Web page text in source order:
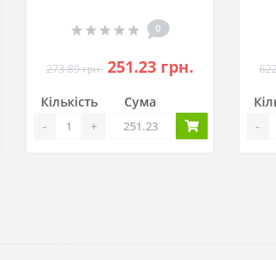
0
273.89 грн. 251.23 грн.
Кількість
- +
Сума
-